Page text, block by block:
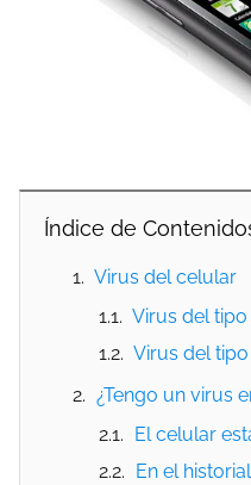
Índice de
Virus del celular
Virus del
Virus del
¿Tengo un virus
El celular
En el